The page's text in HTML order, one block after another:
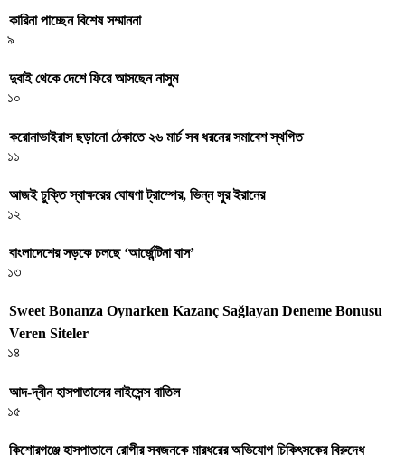
কারিনা পাচ্ছেন বিশেষ সম্মাননা
৯
দুবাই থেকে দেশে ফিরে আসছেন নাসুম
১০
করোনাভাইরাস ছড়ানো ঠেকাতে ২৬ মার্চ সব ধরনের সমাবেশ স্থগিত
১১
আজই চুক্তি স্বাক্ষরের ঘোষণা ট্রাম্পের, ভিন্ন সুর ইরানের
১২
বাংলাদেশের সড়কে চলছে ‘আর্জেন্টিনা বাস’
১৩
Sweet Bonanza Oynarken Kazanç Sağlayan Deneme Bonusu
Veren Siteler
১৪
আদ-দ্বীন হাসপাতালের লাইসেন্স বাতিল
১৫
কিশোরগঞ্জে হাসপাতালে রোগীর স্বজনকে মারধরের অভিযোগ চিকিৎসকের বিরুদ্ধে